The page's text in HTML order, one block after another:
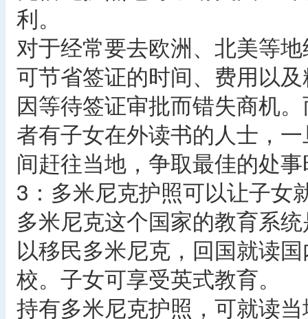
利。
对于经常要去欧洲、北美等
可节省签证的时间、费用以
因等待签证审批而错失商机
者有子女在外读书的人士，
间赶往当地，争取最佳的处
3：多米尼克护照可以让子女
多米尼克这个国家的教育系
以移民多米尼克，回国就读
校。子女可享受英式教育。
持有多米尼克护照，可就读